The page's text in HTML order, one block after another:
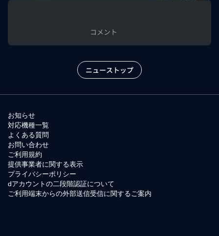
コメント
ニューストップ
お知らせ
対応機種一覧
よくある質問
お問い合わせ
ご利用規約
提供事業者に関する表示
プライバシーポリシー
dアカウントの二段階認証について
ご利用端末からの外部送信受信に関するご案内